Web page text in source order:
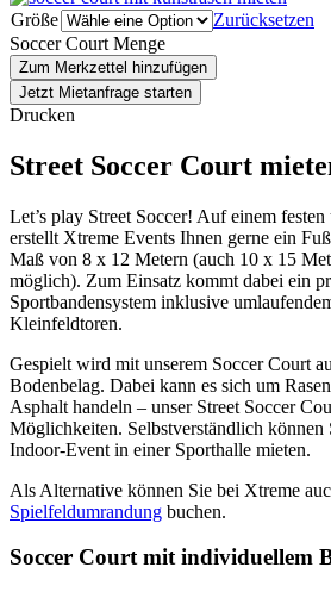
Größe
Zurücksetzen
Soccer Court Menge
Zum Merkzettel hinzufügen
Jetzt Mietanfrage starten
Drucken
Street Soccer Court
Let’s play Street Soccer! Auf einem
erstellt Xtreme Events Ihnen gerne ein
Maß von 8 x 12 Metern (auch 10 x 15
möglich). Zum Einsatz kommt dabei ein
Sportbandensystem inklusive
Kleinfeldtoren.
Gespielt wird mit unserem Soccer Court
Bodenbelag. Dabei kann es sich um
Asphalt handeln – unser Street Soccer
Möglichkeiten. Selbstverständlich können
Indoor-Event in einer Sporthalle mieten.
Als Alternative können Sie bei Xtreme
Spielfeldumrandung buchen.
Soccer Court mit individuellem